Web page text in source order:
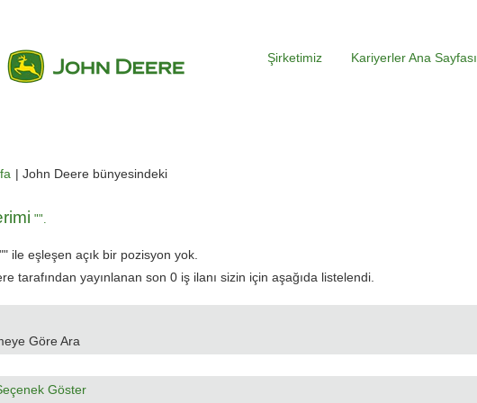
Şirketimiz Kariyerler Ana Sayfası
| John Deere bünyesindeki(mevcut
"".
" ile eşleşen açık bir pozisyon yok.
tarafından yayınlanan son 0 iş ilanı sizin için aşağıda listelendi.
Göre Ara
Göster